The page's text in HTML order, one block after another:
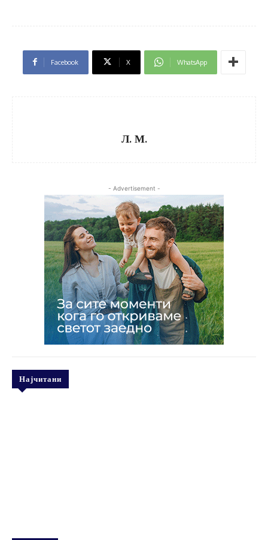
Facebook X WhatsApp
Л. М.
- Advertisement -
Најчитани